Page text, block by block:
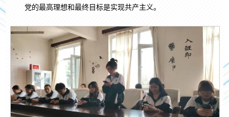
党的最高理想和最终目标是实现共产主义。